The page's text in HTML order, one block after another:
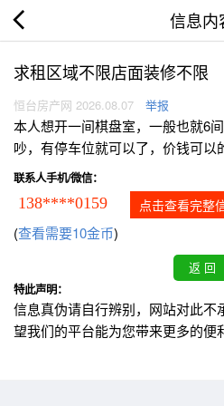
信息内
求租区域不限店面装修不限
恒台房产网 2026.08.07 举报
本人想开一间棋盘室，一般也就6
吵，有停车位就可以了，价钱可以
联系人手机/微信：
138****0159 点击查看完整
(查看需要10金币)
特此声明：
信息真伪请自行辨别，网站对此不
望我们的平台能为您带来更多的便